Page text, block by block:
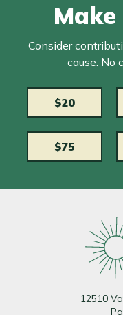
Consider
cause. No
$20
$75
12510